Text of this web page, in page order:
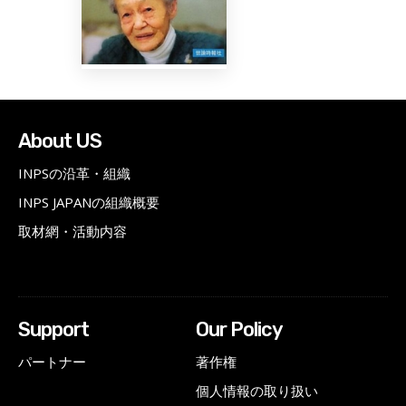
About US
INPSの沿革・組織
INPS JAPANの組織概要
取材網・活動内容
Support
パートナー
Our Policy
著作権
個人情報の取り扱い